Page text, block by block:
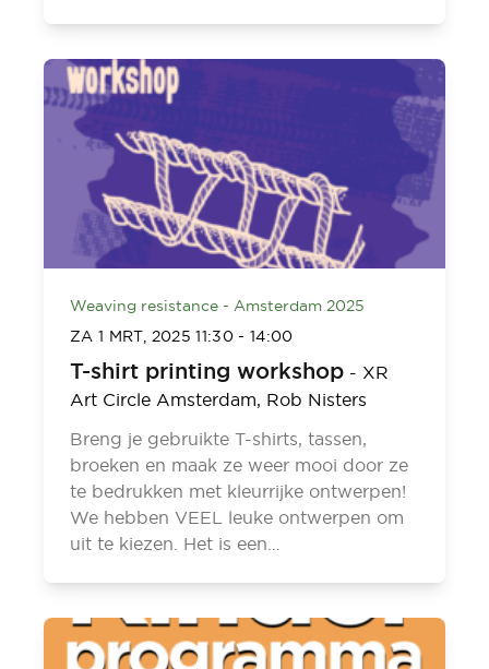
Weaving resistance - Amsterdam 2025
ZA 1 MRT, 202511:30- 14:00
T-shirt printing workshop - XR
Art Circle Amsterdam, Rob Nisters
Breng je gebruikte T-shirts, tassen,
broeken en maak ze weer mooi door ze
te bedrukken met kleurrijke ontwerpen!
We hebben VEEL leuke ontwerpen om
uit te kiezen. Het is een…